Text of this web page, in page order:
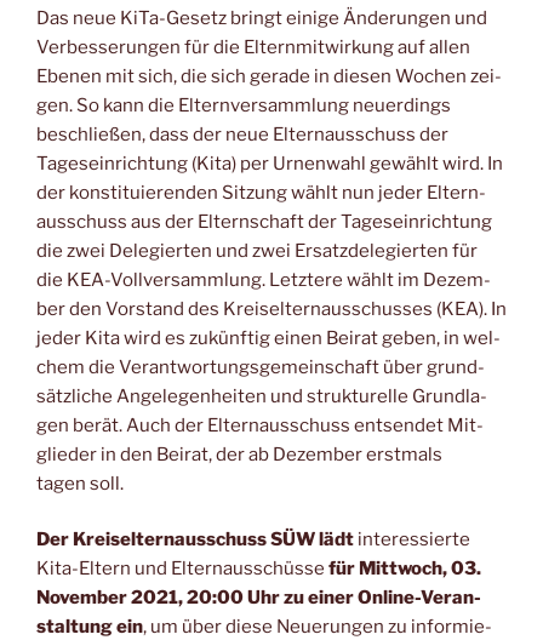
Das neue KiTa-Gesetz bringt eini­ge Ände­run­gen und
Ver­bes­se­run­gen für die Eltern­mit­wir­kung auf allen
Ebe­nen mit sich, die sich gera­de in die­sen Wochen zei­
gen. So kann die Eltern­ver­samm­lung neu­er­dings
beschlie­ßen, dass der neue Eltern­aus­schuss der
Tages­ein­rich­tung (Kita) per Urnen­wahl gewählt wird. In
der kon­sti­tu­ie­ren­den Sit­zung wählt nun jeder Eltern­
aus­schuss aus der Eltern­schaft der Tages­ein­rich­tung
die zwei Dele­gier­ten und zwei Ersatz­de­le­gier­ten für
die KEA-Voll­ver­samm­lung. Letz­te­re wählt im Dezem­
ber den Vor­stand des Kreis­eltern­aus­schus­ses (KEA). In
jeder Kita wird es zukünf­tig einen Bei­rat geben, in wel­
chem die Ver­ant­wor­tungs­ge­mein­schaft über grund­
sätz­li­che Ange­le­gen­hei­ten und struk­tu­rel­le Grund­la­
gen berät. Auch der Eltern­aus­schuss ent­sen­det Mit­
glie­der in den Bei­rat, der ab Dezem­ber erst­mals
tagen soll.
Der Kreis­eltern­aus­schuss SÜW lädt inter­es­sier­te
Kita-Eltern und Eltern­aus­schüs­se für Mitt­woch, 03.
Novem­ber 2021, 20:00 Uhr zu einer Online-Ver­an­
stal­tung ein, um über die­se Neue­run­gen zu infor­mie­